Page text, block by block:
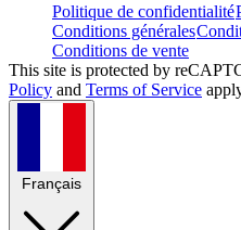
Politique de confidentialité
Conditions générales
Conditions de vente
This site is protected by
Policy and Terms of Service
Français